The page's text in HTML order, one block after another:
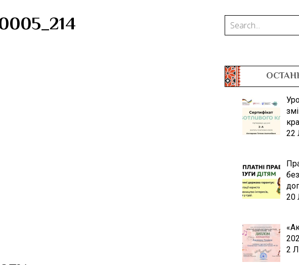
22
20
2